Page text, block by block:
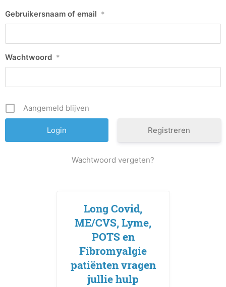
Gebruikersnaam of email *
Wachtwoord *
Aangemeld blijven
Registreren
Wachtwoord vergeten?
Long Covid,
ME/CVS, Lyme,
POTS en
Fibromyalgie
patiënten vragen
jullie hulp